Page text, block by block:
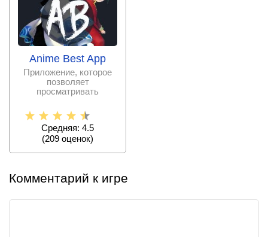
Anime Best App
Приложение, которое
позволяет
просматривать
существующих аниме
фильмов и
Средняя: 4.5
(209 оценок)
Комментарий к игре